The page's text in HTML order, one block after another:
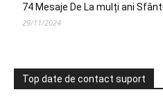
74 Mesaje De La mulți ani
29/11/2024
Top date de contact suport